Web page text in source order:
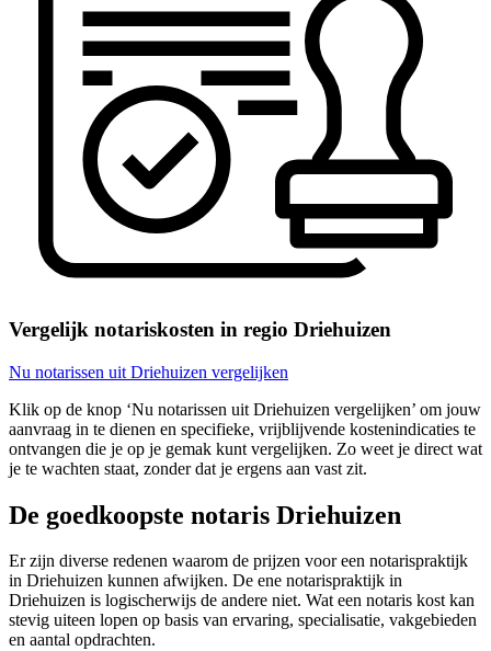
Vergelijk notariskosten in regio Driehuizen
Nu notarissen uit Driehuizen vergelijken
Klik op de knop ‘Nu notarissen uit Driehuizen vergelijken’ om jouw
aanvraag in te dienen en specifieke, vrijblijvende kostenindicaties te
ontvangen die je op je gemak kunt vergelijken. Zo weet je direct wat
je te wachten staat, zonder dat je ergens aan vast zit.
De goedkoopste notaris Driehuizen
Er zijn diverse redenen waarom de prijzen voor een notarispraktijk
in Driehuizen kunnen afwijken. De ene notarispraktijk in
Driehuizen is logischerwijs de andere niet. Wat een notaris kost kan
stevig uiteen lopen op basis van ervaring, specialisatie, vakgebieden
en aantal opdrachten.